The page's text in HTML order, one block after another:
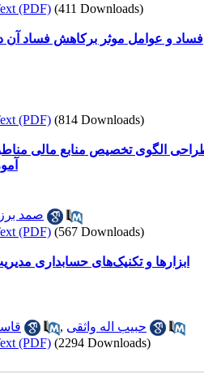
(PDF) (411 Downloads)
فساد و عوامل موثر برکاهش فساد آن
(PDF) (814 Downloads)
الگوی تخصیص منابع مالی
صمد
(PDF) (567 Downloads)
ابزارها و تکنیک‌های حسابداری
, حبیب اله واثقی
(PDF) (2294 Downloads)